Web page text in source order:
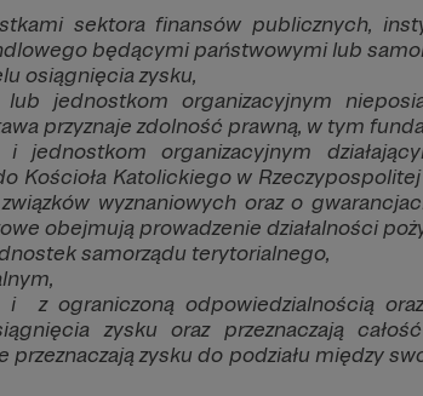
sektora finansów publicznych,
będącymi państwowymi lub
osiągnięcia zysku,
jednostkom organizacyjnym
przyznaje zdolność prawną, w tym
jednostkom organizacyjnym
Kościoła Katolickiego w
wyznaniowych oraz o
obejmują prowadzenie działalności
samorządu terytorialnego,
i z ograniczoną odpowiedzialnością
zysku oraz przeznaczają
zysku do podziału między